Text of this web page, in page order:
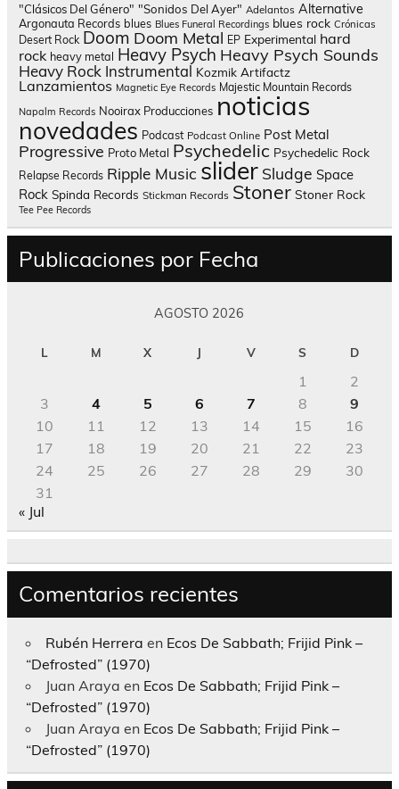
"Clásicos Del Género" "Sonidos Del Ayer" Adelantos Alternative
Argonauta Records blues Blues Funeral Recordings blues rock Crónicas
Desert Rock Doom Doom Metal EP Experimental hard
rock heavy metal Heavy Psych Heavy Psych Sounds
Heavy Rock Instrumental Kozmik Artifactz
Lanzamientos Magnetic Eye Records Majestic Mountain Records
Napalm Records Nooirax Producciones noticias
novedades Podcast Podcast Online Post Metal
Progressive Proto Metal Psychedelic Psychedelic Rock
Relapse Records Ripple Music slider Sludge Space
Rock Spinda Records Stickman Records Stoner Stoner Rock
Tee Pee Records
Publicaciones por Fecha
AGOSTO 2026
L M X J V S D
1
2
3
4 5 6 7 8
9
10
11 12 13 14 15
16
17
18 19 20 21 22
23
24
25 26 27 28 29
30
31
« Jul
Comentarios recientes
Rubén Herrera en Ecos De Sabbath; Frijid Pink –
“Defrosted” (1970)
Juan Araya en Ecos De Sabbath; Frijid Pink –
“Defrosted” (1970)
Juan Araya en Ecos De Sabbath; Frijid Pink –
“Defrosted” (1970)